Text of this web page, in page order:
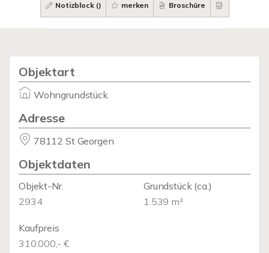
Notizblock () merken Broschüre
Objektart
Wohngrundstück
Adresse
78112 St Georgen
Objektdaten
Objekt-Nr.
2934
Grundstück(ca.)
1.539 m²
Kaufpreis
310.000,- €